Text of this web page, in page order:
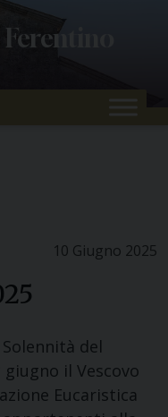
10 Giugno 2025
del
il Vescovo
Eucaristica